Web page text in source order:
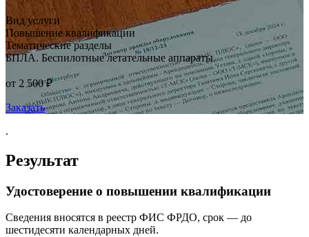
Вид услуги
Повышение квалификации
Тематические разделы
БПЛА. Беспилотные летательные аппараты
от 2 500 ₽
Заказать
.
Результат
Удостоверение о повышении квалификации
Сведения вносятся в реестр ФИС ФРДО, срок — до
шестидесяти календарных дней.